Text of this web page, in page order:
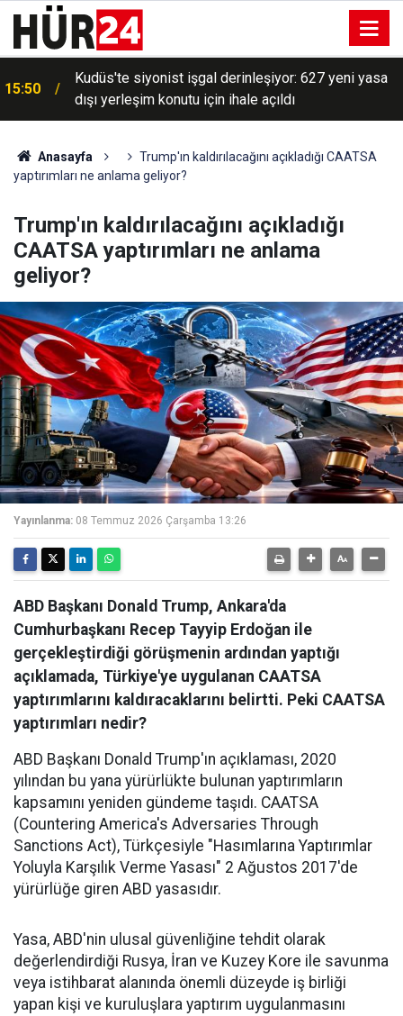
15:50
Kudüs'te siyonist işgal derinleşiyor: 627 yeni yasa
dışı yerleşim konutu için ihale açıldı
Anasayfa
Trump'ın kaldırılacağını açıkladığı CAATSA
yaptırımları ne anlama geliyor?
Trump'ın kaldırılacağını açıkladığı
CAATSA yaptırımları ne anlama
geliyor?
Yayınlanma: 08 Temmuz 2026 Çarşamba 13:26
ABD Başkanı Donald Trump, Ankara'da
Cumhurbaşkanı Recep Tayyip Erdoğan ile
gerçekleştirdiği görüşmenin ardından yaptığı
açıklamada, Türkiye'ye uygulanan CAATSA
yaptırımlarını kaldıracaklarını belirtti. Peki CAATSA
yaptırımları nedir?
ABD Başkanı Donald Trump'ın açıklaması, 2020
yılından bu yana yürürlükte bulunan yaptırımların
kapsamını yeniden gündeme taşıdı. CAATSA
(Countering America's Adversaries Through
Sanctions Act), Türkçesiyle "Hasımlarına Yaptırımlar
Yoluyla Karşılık Verme Yasası" 2 Ağustos 2017'de
yürürlüğe giren ABD yasasıdır.
Yasa, ABD'nin ulusal güvenliğine tehdit olarak
değerlendirdiği Rusya, İran ve Kuzey Kore ile savunma
veya istihbarat alanında önemli düzeyde iş birliği
yapan kişi ve kuruluşlara yaptırım uygulanmasını